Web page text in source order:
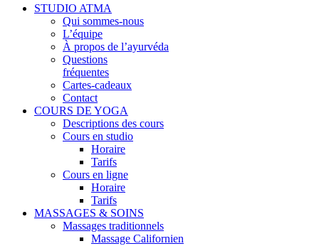
Close
STUDIO ATMA
Qui sommes-nous
L’équipe
À propos de l’ayurvéda
Questions
fréquentes
Cartes-cadeaux
Contact
COURS DE YOGA
Descriptions des cours
Cours en studio
Horaire
Tarifs
Cours en ligne
Horaire
Tarifs
MASSAGES & SOINS
Massages traditionnels
Massage Californien